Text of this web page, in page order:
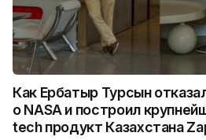
Как Ербатыр Турсын
о NASA и построил
tech продукт Казахстана